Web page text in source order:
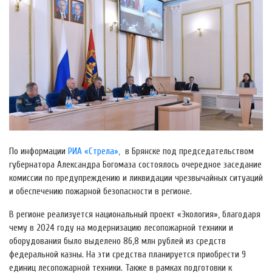
По информации РИА «Стрела», в Брянске под председательством
губернатора Александра Богомаза состоялось очередное заседание
комиссии по предупреждению и ликвидации чрезвычайных ситуаций
и обеспечению пожарной безопасности в регионе.
В регионе реализуется национальный проект «Экология», благодаря
чему в 2024 году на модернизацию лесопожарной техники и
оборудования было выделено 86,8 млн рублей из средств
федеральной казны. На эти средства планируется приобрести 9
единиц лесопожарной техники. Также в рамках подготовки к